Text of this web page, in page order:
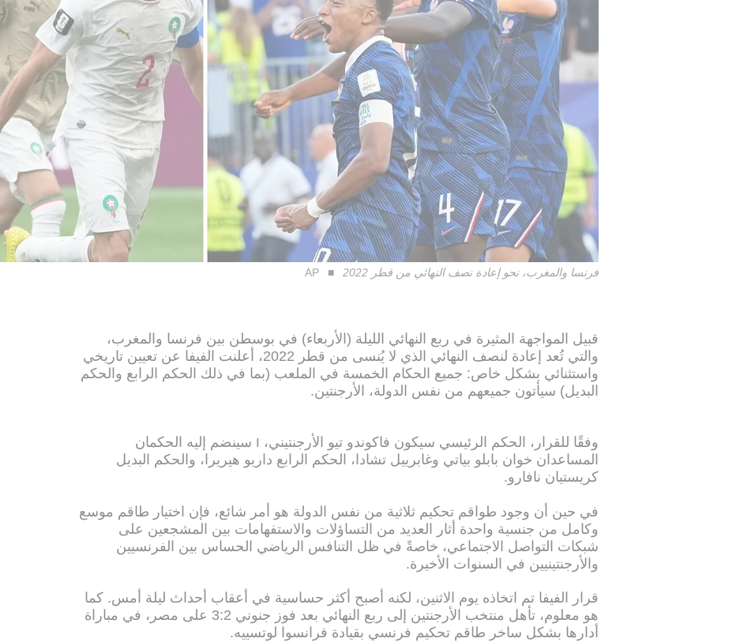
فرنسا والمغرب، نحو إعادة نصف النهائي من قطر 2022 AP
قبيل المواجهة المثيرة في ربع النهائي الليلة (الأربعاء) في بوسطن بين فرنسا والمغرب،
والتي تُعد إعادة لنصف النهائي الذي لا يُنسى من قطر 2022، أعلنت الفيفا عن تعيين تاريخي
واستثنائي بشكل خاص: جميع الحكام الخمسة في الملعب (بما في ذلك الحكم الرابع والحكم
البديل) سيأتون جميعهم من نفس الدولة، الأرجنتين.
وفقًا للقرار، الحكم الرئيسي سيكون فاكوندو تيو الأرجنتيني، ו سينضم إليه الحكمان
المساعدان خوان بابلو بياتي وغابرييل تشادا، الحكم الرابع داريو هيريرا، والحكم البديل
كريستيان نافارو.
في حين أن وجود طواقم تحكيم ثلاثية من نفس الدولة هو أمر شائع، فإن اختيار طاقم موسع
وكامل من جنسية واحدة أثار العديد من التساؤلات والاستفهامات بين المشجعين على
شبكات التواصل الاجتماعي، خاصةً في ظل التنافس الرياضي الحساس بين الفرنسيين
والأرجنتينيين في السنوات الأخيرة.
قرار الفيفا تم اتخاذه يوم الاثنين، لكنه أصبح أكثر حساسية في أعقاب أحداث ليلة أمس. كما
هو معلوم، تأهل منتخب الأرجنتين إلى ربع النهائي بعد فوز جنوني 3:2 على مصر، في مباراة
أدارها بشكل ساخر طاقم تحكيم فرنسي بقيادة فرانسوا لوتسييه.